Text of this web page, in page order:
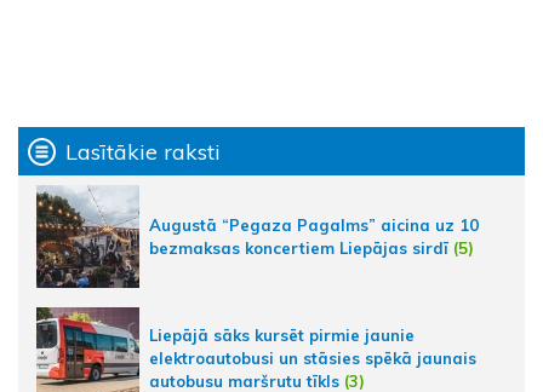
Lasītākie raksti
Augustā “Pegaza Pagalms” aicina uz 10
bezmaksas koncertiem Liepājas sirdī (5)
Liepājā sāks kursēt pirmie jaunie
elektroautobusi un stāsies spēkā jaunais
autobusu maršrutu tīkls (3)